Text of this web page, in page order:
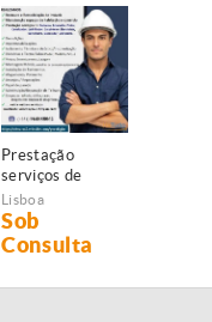
Prestação
serviços de
Manutenção,
Restauro e
Remodelação de
imóveis!
Lisboa
Sob
Consulta